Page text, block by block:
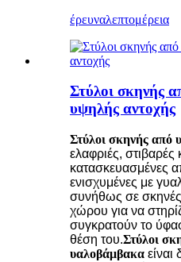
έρευναλεπτομέρεια
Στύλοι σκηνής
υψηλής αντοχής
Στύλοι σκηνής από
ελαφριές, στιβαρές
κατασκευασμένες
ενισχυμένες με
συνήθως σε σκηνές
χώρου για να
συγκρατούν το
θέση του.Στύλοι
υαλοβάμβακα